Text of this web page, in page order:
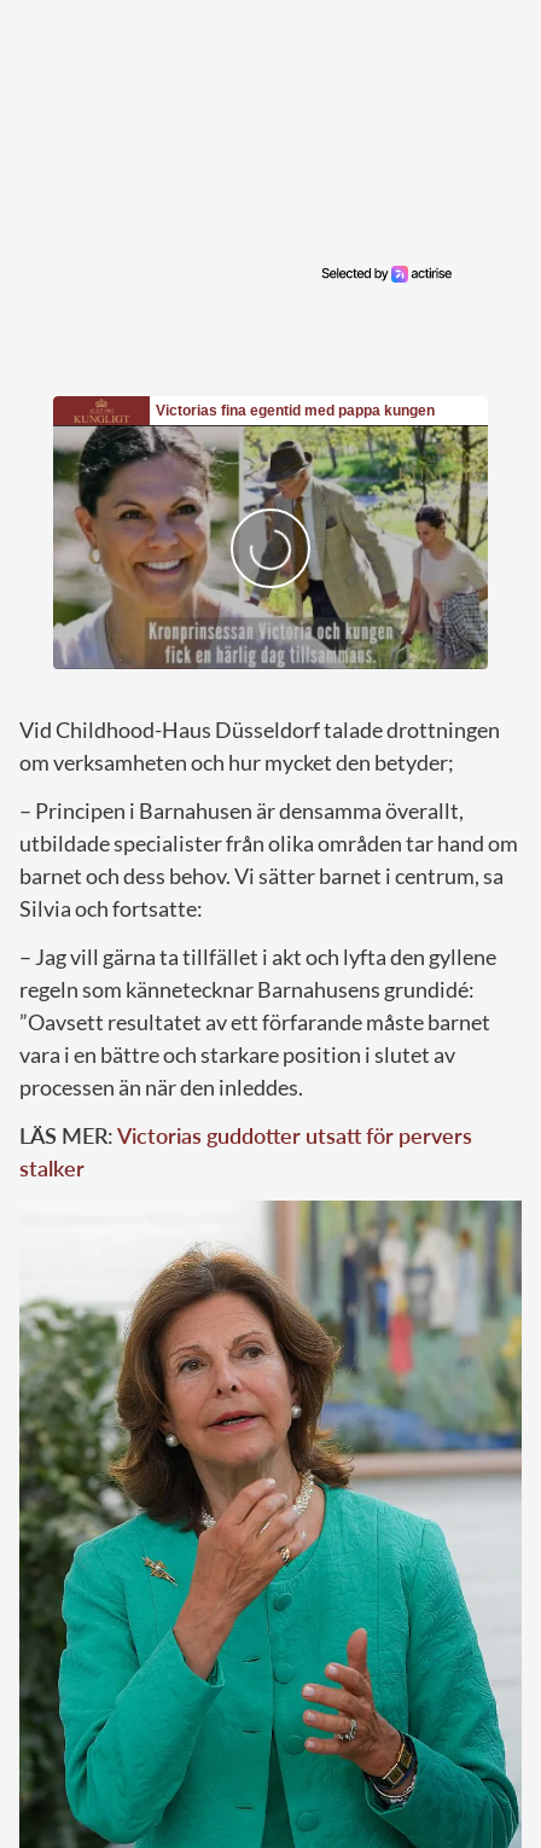
Vid Childhood-Haus Düsseldorf talade drottningen
om verksamheten och hur mycket den betyder;
– Principen i Barnahusen är densamma överallt,
utbildade specialister från olika områden tar hand om
barnet och dess behov. Vi sätter barnet i centrum, sa
Silvia och fortsatte:
– Jag vill gärna ta tillfället i akt och lyfta den gyllene
regeln som kännetecknar Barnahusens grundidé:
”Oavsett resultatet av ett förfarande måste barnet
vara i en bättre och starkare position i slutet av
processen än när den inleddes.
LÄS MER:Victorias guddotter utsatt för pervers
stalker